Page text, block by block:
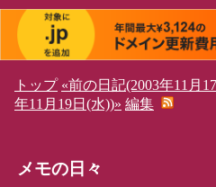
トップ «前の日記(2003年11月
年11月19日(水))» 編集
メモの日々